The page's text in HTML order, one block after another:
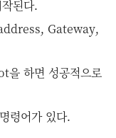
된다.
Gateway,
하면 성공적으로
령어가 있다.